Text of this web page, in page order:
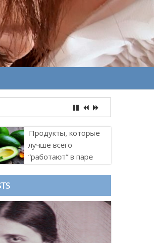
Продукты, которые
лучше всего
“работают” в паре